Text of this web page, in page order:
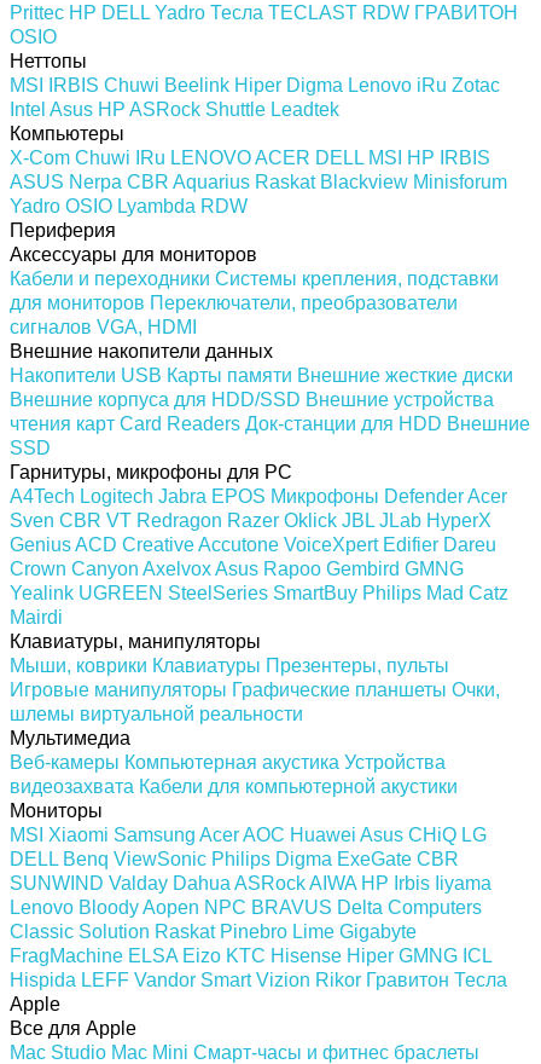
Prittec HP DELL Yadro Тесла TECLAST RDW ГРАВИТОН
OSIO
Неттопы
MSI
IRBIS Chuwi Beelink Hiper Digma Lenovo iRu Zotac
Intel Asus HP ASRock Shuttle Leadtek
Компьютеры
X-Com Chuwi IRu LENOVOACER DELL MSI HP
IRBIS
ASUS Nerpa CBR Aquarius Raskat Blackview Minisforum
Yadro OSIO Lyambda RDW
Периферия
Аксессуары для мониторов
Кабели и переходники Системы крепления, подставки
для мониторов Переключатели, преобразователи
сигналов VGA, HDMI
Внешние накопители данных
Накопители USB Карты памяти Внешние жесткие диски
Внешние корпуса для HDD/SSD Внешние устройства
чтения карт Card Readers Док-станции для HDD Внешние
SSD
Гарнитуры, микрофоны для PC
A4Tech Logitech Jabra EPOS Микрофоны DefenderAcer
Sven CBR VT Redragon Razer Oklick JBL JLab HyperX
GeniusACD CreativeAccutone VoiceXpert Edifier Dareu
Crown Canyon AxelvoxAsus Rapoo Gembird GMNG
Yealink UGREEN SteelSeries SmartBuy Philips Mad Catz
Mairdi
Клавиатуры, манипуляторы
Мыши, коврики Клавиатуры Презентеры, пульты
Игровые манипуляторы Графические планшеты Очки,
шлемы виртуальной реальности
Мультимедиа
Веб-камеры Компьютерная акустика Устройства
видеозахвата Кабели для компьютерной акустики
Мониторы
MSI Xiaomi Samsung AcerAOC Huawei Asus CHiQ LG
DELL Benq ViewSonic Philips Digma ExeGate CBR
SUNWIND Valday Dahua ASRockAIWA HP Irbis Iiyama
Lenovo BloodyAopen NPC BRAVUS Delta Computers
Classic Solution Raskat Pinebro Lime Gigabyte
FragMachine ELSA Eizo KTC Hisense Hiper GMNG ICL
Hispida LEFF Vandor Smart Vizion Rikor Гравитон Тесла
Apple
Все для Apple
Mac Studio Mac Mini Смарт-часы и фитнес браслеты